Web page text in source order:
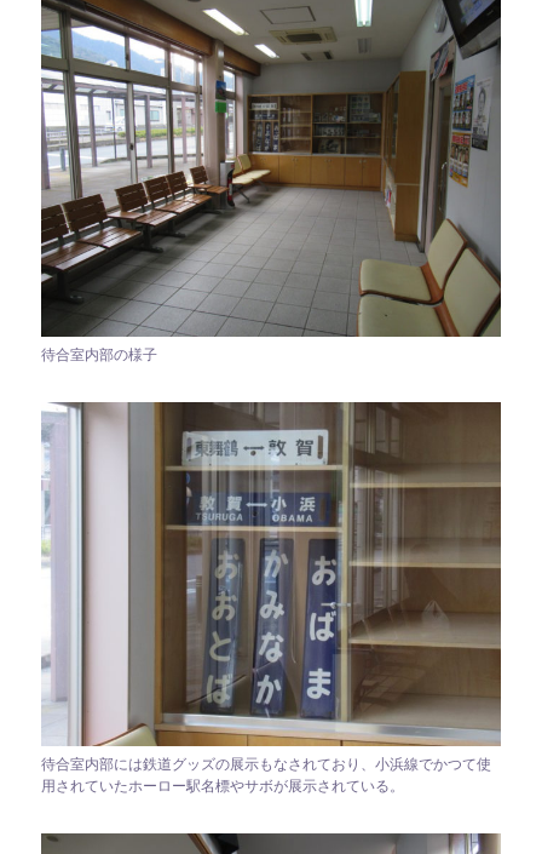
待合室内部の様子
待合室内部には鉄道グッズの展示もなされており、小浜線でかつて使
用されていたホーロー駅名標やサボが展示されている。